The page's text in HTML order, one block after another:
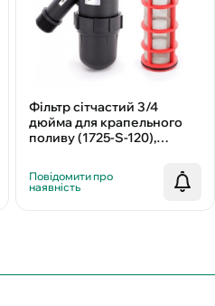
Фільтр сітчастий 3/4
дюйма для крапельного
поливу (1725-S-120),
Повідомити про
наявність